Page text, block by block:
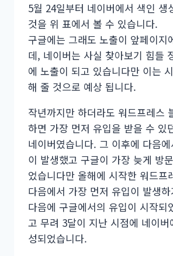
5월 24일부터 네이버에서 색인 생
것을 위 표에서 볼 수 있습니다.
구글에는 그래도 노출이 앞페이지
데, 네이버는 사실 찾아보기 힘들
에 노출이 되고 있습니다만 이는
해 줄 것으로 예상 됩니다.
작년까지만 하더라도 워드프레스
하면 가장 먼저 유입을 받을 수 있
네이버였습니다. 그 이후에 다음
이 발생했고 구글이 가장 늦게 방
었습니다만 올해에 시작한 워드프
다음에서 가장 먼저 유입이 발생
다음에 구글에서의 유입이 시작되
고 무려 3달이 지난 시점에 네이버
성되었습니다.